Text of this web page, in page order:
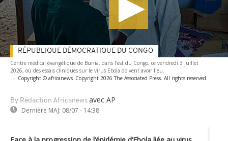
Centre médical évangélique de Bunia, dans l'est du Congo, ce vendredi 3 juillet
2026, où des essais cliniques sur le virus Ebola doivent avoir lieu.
- Copyright © africanews Copyright 2026 The Associated Press. All rights reserved.
By Rédaction Africanews avec AP
Dernière MAJ: 08/07 - 14:38
RÉPUBLIQUE DÉMOCRATIQUE DU CONGO